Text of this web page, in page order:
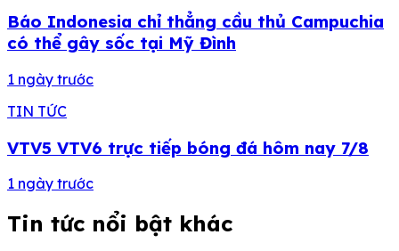
Báo Indonesia chỉ thẳng cầu thủ Campuchia
có thể gây sốc tại Mỹ Đình
1 ngày trước
TIN TỨC
VTV5 VTV6 trực tiếp bóng đá hôm nay 7/8
1 ngày trước
Tin tức nổi bật khác